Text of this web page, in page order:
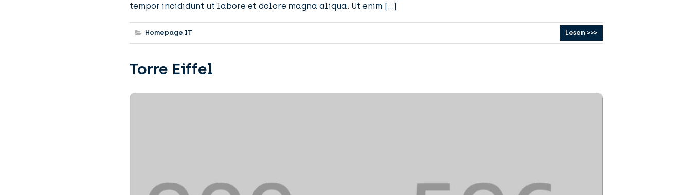
tempor incididunt ut labore et dolore magna aliqua. Ut enim […]
Homepage IT Lesen >>>
Torre Eiffel